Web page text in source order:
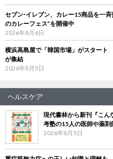
セブン‐イレブン、カレー15商品を一
のカレーフェス”を開催中
2026年8月6日
横浜高島屋で「韓国市場」がスター
が集結
2026年8月5日
ヘルスケア
現代書林から新刊『こ
考塾の15人の医師や薬剤
2026年8月5日